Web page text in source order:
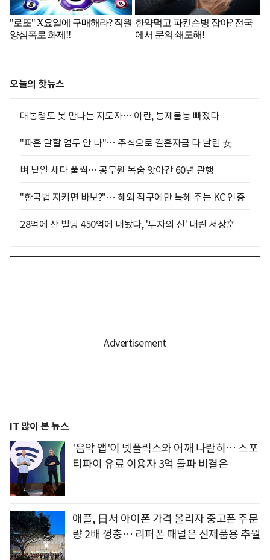
오늘의 핫뉴스
대통령도 못 만나는 지도자… 이란, 통제불능 빠졌다
"파혼 말할 엄두 안 나"… 주식으로 결혼자금 다 날린 女
벼 낱알 세다 풀썩… 공무원 목숨 앗아간 60년 관행
"한국법 지키면 바보?"… 해외 직구에만 특혜 주는 KC 인증
28억에 산 빌딩 450억에 내놨다, '투자의 신' 내린 서장훈
IT 많이 본 뉴스
'음악 앱'이 넷플릭스와 어깨 나란히… 스포
티파이 유료 이용자 3억 돌파 비결은
애플, 日서 아이폰 가격 올리자 중고폰 주문
량 2배 껑충… 리퍼폰 패널은 신제품용 추월